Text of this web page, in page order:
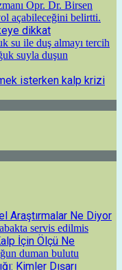
dikkat
isterken kalp krizi
Araştırmalar Ne Diyor
İçin Ölçü Ne
Kimler Dışarı